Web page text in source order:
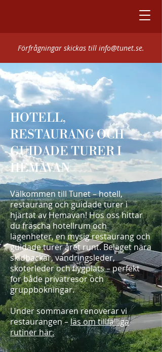
Förfrågningar skickas till info@tunet.se.
HOTELL,
RESTAURANG OCH
GUIDADE TURER I
HEMAVAN
Välkommen till Tunet – hotell,
restaurang och guidade turer i
hjärtat av Hemavan! Hos oss hittar
du fräscha hotellrum och
lägenheter, en mysig restaurang och
guidade turer året runt. Beläget nära
skidbackar, vandringsleder,
skoterleder och flygplats – perfekt
för både privatresor och
gruppbokningar.
Under sommaren renoverar vi
restaurangen –läs om tillfälliga
rutiner här.